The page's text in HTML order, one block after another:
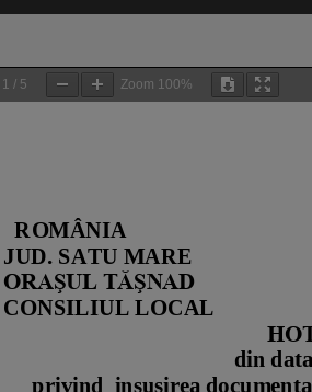
1 / 5 Zoom 100%